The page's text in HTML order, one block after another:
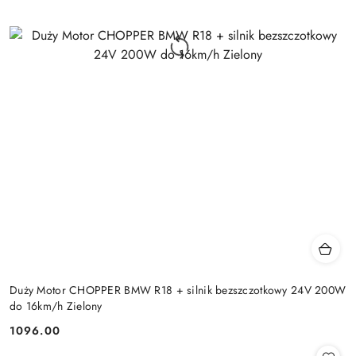
Duży Motor CHOPPER BMW R18 + silnik bezszczotkowy 24V 200W
do 16km/h Zielony
Cena:
1096.00